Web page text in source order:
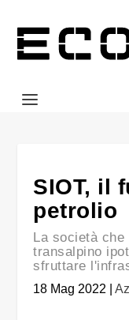
SIOT, il
petrolio
La società
transalpino
sfruttare
18 Mag 2022 |